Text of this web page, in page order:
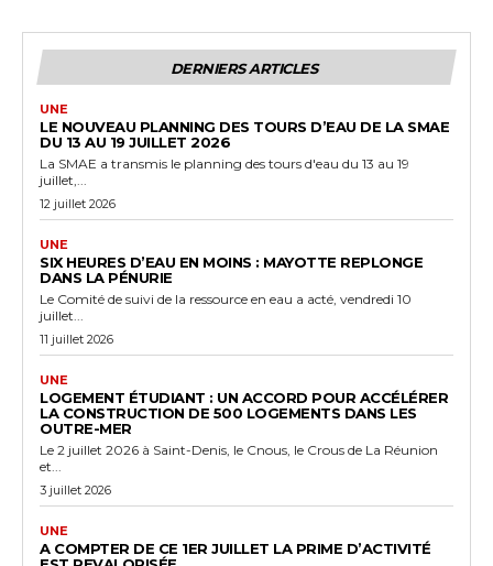
DERNIERS ARTICLES
UNE
LE NOUVEAU PLANNING DES TOURS D’EAU DE LA SMAE
DU 13 AU 19 JUILLET 2026
La SMAE a transmis le planning des tours d'eau du 13 au 19
juillet,...
12 juillet 2026
UNE
SIX HEURES D’EAU EN MOINS : MAYOTTE REPLONGE
DANS LA PÉNURIE
Le Comité de suivi de la ressource en eau a acté, vendredi 10
juillet...
11 juillet 2026
UNE
LOGEMENT ÉTUDIANT : UN ACCORD POUR ACCÉLÉRER
LA CONSTRUCTION DE 500 LOGEMENTS DANS LES
OUTRE-MER
Le 2 juillet 2026 à Saint-Denis, le Cnous, le Crous de La Réunion
et...
3 juillet 2026
UNE
A COMPTER DE CE 1ER JUILLET LA PRIME D’ACTIVITÉ